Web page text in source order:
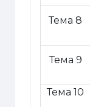
Тема 8
Тема 9
Тема 10